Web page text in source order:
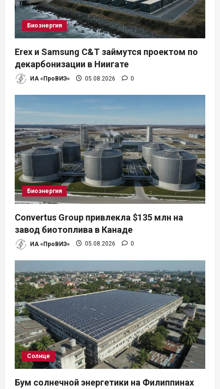
Биоэнергия
Erex и Samsung C&T займутся проектом по
декарбонизации в Ниигате
ИА «ПроВИЭ» 05.08.2026 0
Биоэнергия
Convertus Group привлекла $135 млн на
завод биотоплива в Канаде
ИА «ПроВИЭ» 05.08.2026 0
Солнце
Бум солнечной энергетики на Филиппинах